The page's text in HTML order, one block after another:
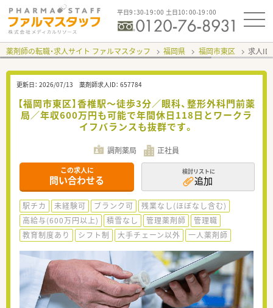
平日9：30-19：00 土日10：00-19：00
薬剤師の転職・求人サイト ファルマスタッフ 福岡県 福岡市東区 求人ID
更新日： 2026/07/13 薬剤師求人ID： 657784
【福岡市東区】香椎駅～徒歩3分／眼科、整形外科門前薬
局／年収600万円も可能で年間休日118日とワークラ
イフバランスも抜群です。
調剤薬局 正社員
この求人に
問い合わせる
検討リストに
追加
駅チカ 未経験可 ブランク可
残業なし(ほぼなし含む)
高給与(600万円以上)
積雪なし 管理薬剤師
管理職
教育制度あり
シフト制 大手チェーン以外 一人薬剤師